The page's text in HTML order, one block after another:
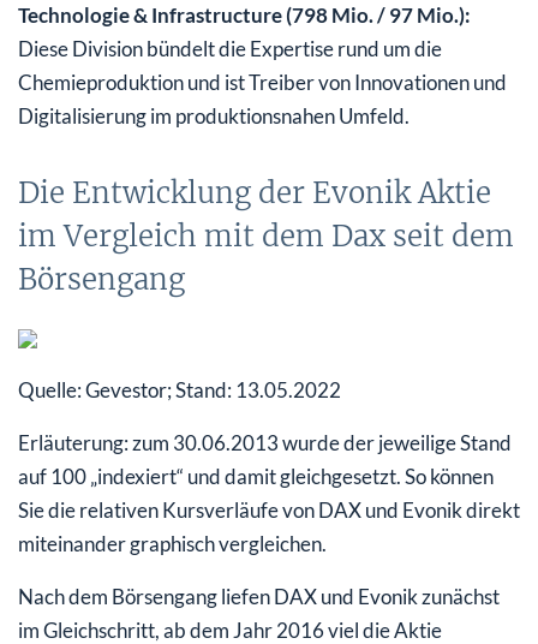
Technologie & Infrastructure (798 Mio. / 97 Mio.):
Diese Division bündelt die Expertise rund um die
Chemieproduktion und ist Treiber von Innovationen und
Digitalisierung im produktionsnahen Umfeld.
Die Entwicklung der Evonik Aktie
im Vergleich mit dem Dax seit dem
Börsengang
Quelle: Gevestor; Stand: 13.05.2022
Erläuterung: zum 30.06.2013 wurde der jeweilige Stand
auf 100 „indexiert“ und damit gleichgesetzt. So können
Sie die relativen Kursverläufe von DAX und Evonik direkt
miteinander graphisch vergleichen.
Nach dem Börsengang liefen DAX und Evonik zunächst
im Gleichschritt, ab dem Jahr 2016 viel die Aktie